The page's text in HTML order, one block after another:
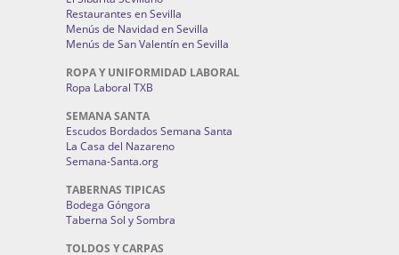
Restaurantes en Sevilla
Menús de Navidad en Sevilla
Menús de San Valentín en Sevilla
ROPA Y UNIFORMIDAD LABORAL
Ropa Laboral TXB
SEMANA SANTA
Escudos Bordados Semana Santa
La Casa del Nazareno
Semana-Santa.org
TABERNAS TIPICAS
Bodega Góngora
Taberna Sol y Sombra
TOLDOS Y CARPAS